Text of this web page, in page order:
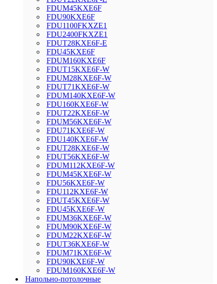
FDUM45KXE6F
FDU90KXE6F
FDU1100FKXZE1
FDU2400FKXZE1
FDUT28KXE6F-E
FDU45KXE6F
FDUM160KXE6F
FDUT15KXE6F-W
FDUM28KXE6F-W
FDUT71KXE6F-W
FDUM140KXE6F-W
FDU160KXE6F-W
FDUT22KXE6F-W
FDUM56KXE6F-W
FDU71KXE6F-W
FDU140KXE6F-W
FDUT28KXE6F-W
FDUT56KXE6F-W
FDUM112KXE6F-W
FDUM45KXE6F-W
FDU56KXE6F-W
FDU112KXE6F-W
FDUT45KXE6F-W
FDU45KXE6F-W
FDUM36KXE6F-W
FDUM90KXE6F-W
FDUM22KXE6F-W
FDUT36KXE6F-W
FDUM71KXE6F-W
FDU90KXE6F-W
FDUM160KXE6F-W
Напольно-потолочные